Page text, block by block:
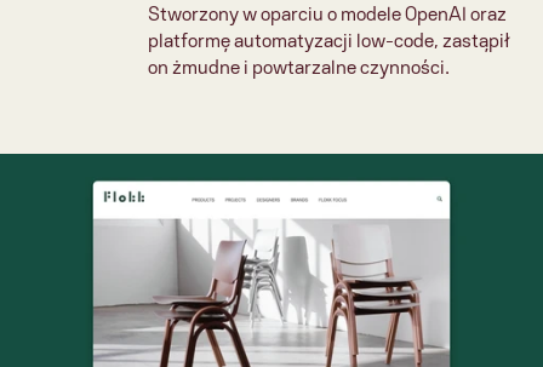
Stworzony w oparciu o modele OpenAI oraz
platformę automatyzacji low-code, zastąpił
on żmudne i powtarzalne czynności.